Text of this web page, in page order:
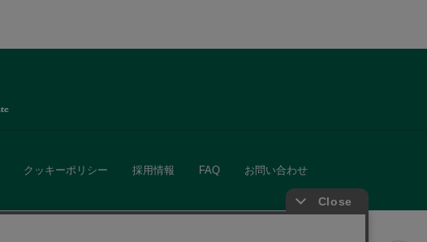
クッキーポリシー 採用情報 FAQ お問い合わせ